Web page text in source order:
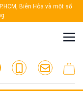
Biên Hòa và một số